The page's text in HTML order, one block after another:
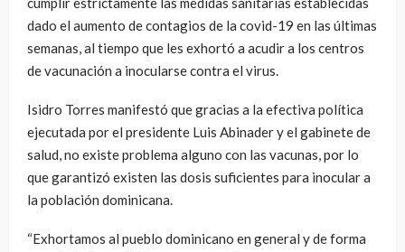
dado el aumento de contagios de la covid-19 en las últimas
semanas, al tiempo que les exhortó a acudir a los centros
de vacunación a inocularse contra el virus.
Isidro Torres manifestó que gracias a la efectiva política
ejecutada por el presidente Luis Abinader y el gabinete de
salud, no existe problema alguno con las vacunas, por lo
que garantizó existen las dosis suficientes para inocular a
la población dominicana.
“Exhortamos al pueblo dominicano en general y de forma